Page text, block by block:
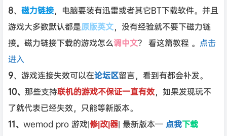
8、 磁力链接，电脑要装有迅雷或者其它BT下载软件。并且
游戏大多数默认都是原版英文，没有经验就不要下磁力链
接。磁力链接下载的游戏怎么调中文？ 看这篇教程 。 点击
进入
9、游戏连接失效可以在论坛区留言，看到有都会补发。
10、 那些支持联机的游戏不保证一直有效，如果发现玩不
了就代表已经失效，只能等新版本。
11、 wemod pro 游戏|修|改|器| 最新版本— 点我下载